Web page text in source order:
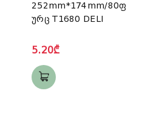
252mm*174mm/80ფ
ურც T1680 DELI
5.20₾